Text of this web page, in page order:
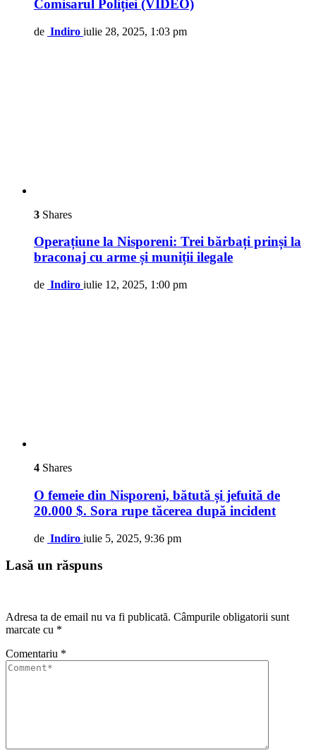
Comisarul Poliției (VIDEO)
de Indiro iulie 28, 2025, 1:03 pm
3 Shares
Operațiune la Nisporeni: Trei bărbați prinși la
braconaj cu arme și muniții ilegale
de Indiro iulie 12, 2025, 1:00 pm
4 Shares
O femeie din Nisporeni, bătută și jefuită de
20.000 $. Sora rupe tăcerea după incident
de Indiro iulie 5, 2025, 9:36 pm
Lasă un răspuns
Adresa ta de email nu va fi publicată. Câmpurile obligatorii sunt
marcate cu *
Comentariu *